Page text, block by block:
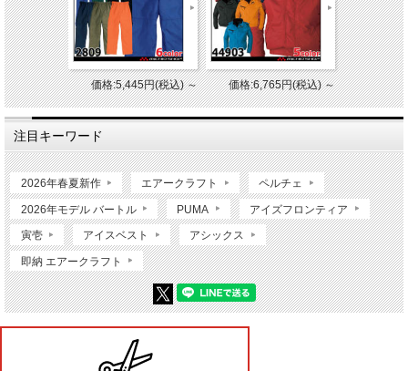
価格:5,445円(税込)～ 価格:6,765円(税込)～
注目キーワード
2026年春夏新作 エアークラフト ペルチェ
2026年モデル バートル PUMA アイズフロンティア
寅壱 アイスベスト アシックス
即納 エアークラフト